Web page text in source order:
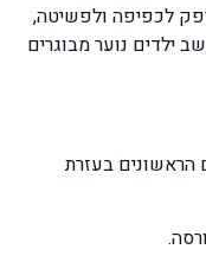
לכפיפה ולפשיטה,
נוער מבוגרים
הראשונים בעזרת